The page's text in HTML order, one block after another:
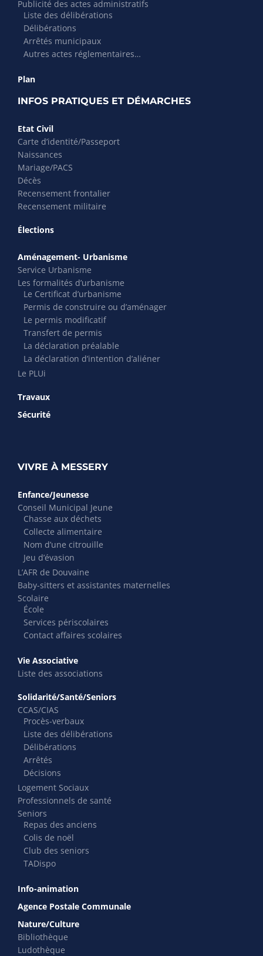
Publicité des actes administratifs
Liste des délibérations
Délibérations
Arrêtés municipaux
Autres actes réglementaires…
Plan
INFOS PRATIQUES ET DÉMARCHES
Etat Civil
Carte d’identité/Passeport
Naissances
Mariage/PACS
Décès
Recensement frontalier
Recensement militaire
Élections
Aménagement- Urbanisme
Service Urbanisme
Les formalités d’urbanisme
Le Certificat d’urbanisme
Permis de construire ou d’aménager
Le permis modificatif
Transfert de permis
La déclaration préalable
La déclaration d’intention d’aliéner
Le PLUi
Travaux
Sécurité
VIVRE À MESSERY
Enfance/Jeunesse
Conseil Municipal Jeune
Chasse aux déchets
Collecte alimentaire
Nom d’une citrouille
Jeu d’évasion
L’AFR de Douvaine
Baby-sitters et assistantes maternelles
Scolaire
École
Services périscolaires
Contact affaires scolaires
Vie Associative
Liste des associations
Solidarité/Santé/Seniors
CCAS/CIAS
Procès-verbaux
Liste des délibérations
Délibérations
Arrêtés
Décisions
Logement Sociaux
Professionnels de santé
Seniors
Repas des anciens
Colis de noël
Club des seniors
TADispo
Info-animation
Agence Postale Communale
Nature/Culture
Bibliothèque
Ludothèque